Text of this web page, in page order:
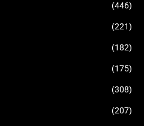
(446)
(221)
(182)
(175)
(308)
(207)